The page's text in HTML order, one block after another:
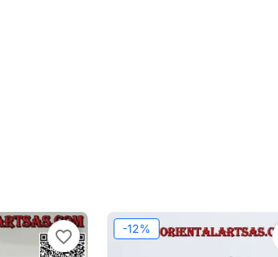
favorite_border -12%